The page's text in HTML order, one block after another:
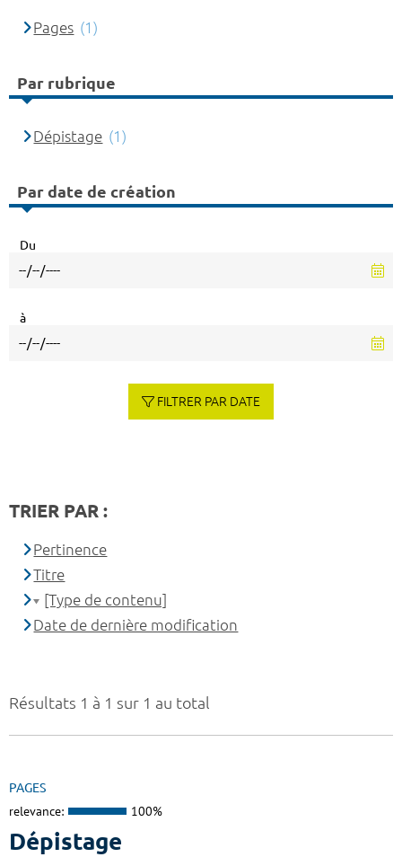
Résultats 1 à 1 sur 1 au total
PAGES
relevance: 100%
Dépistage
Pages (1)
Par rubrique
Dépistage (1)
Par date de création
Du
à
FILTRER PAR DATE
TRIER PAR :
Pertinence
Titre
[Type de contenu]
Date de dernière modification